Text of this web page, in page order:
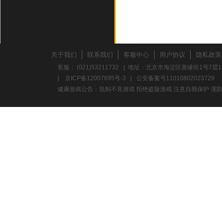
关于我们 联系我们 客服中心 用户协议 隐私政策
客服： (021)53211732 | 地址：北京市海淀区善缘街1号7
京ICP备12007695号-3
公安备案号11010802023729
健康游戏公告：抵制不良游戏 拒绝盗版游戏 注意自我保护 谨